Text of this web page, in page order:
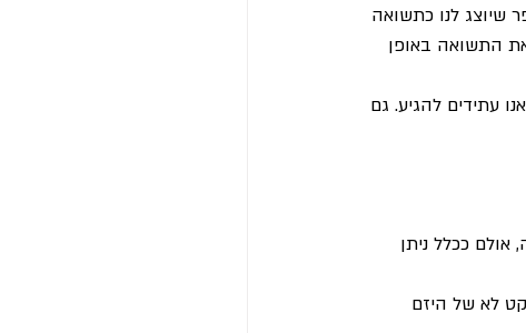
שיוצג לנו כתשואה
התשואה באופן
עתידים להגיע. גם
ככלל ניתן
לא של היזם